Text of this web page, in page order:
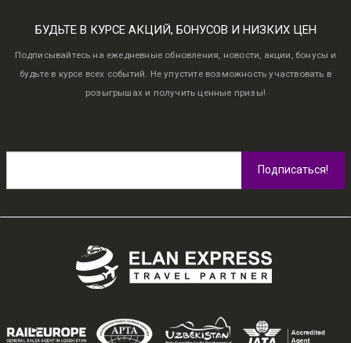
БУДЬТЕ В КУРСЕ АКЦИЙ, БОНУСОВ И НИЗКИХ ЦЕН
Подписывайтесь на ежедневные обновления, новости, акции, бонусы и
будьте в курсе всех событий. Не упустите возможность участвовать в
розыгрышах и получить ценные призы!